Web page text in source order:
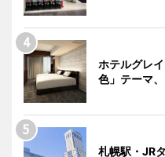
ホテルグレ
色」テーマ
札幌駅・JR